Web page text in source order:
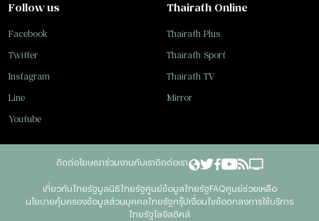
Follow us
Facebook
Twitter
Instagram
Line
Youtube
Thairath Online
Thairath Plus
Thairath Sport
Thairath TV
Mirror
ติดต่อโฆษณาร่วมงานกับเราติดต่อเรา
เกี่ยวกับไทยรัฐมูลนิธิไทยรัฐศูนย์ข้อมูลไทยรัฐFAQศูนย์ช่วยเหลือ
นโยบายคุ้มครองข้อมูลส่วนบุคคลไทยรัฐกรุ๊ปเงื่อนไขข้อตกลงการใช้บริการ
ไทยรัฐโลจิสติคส์